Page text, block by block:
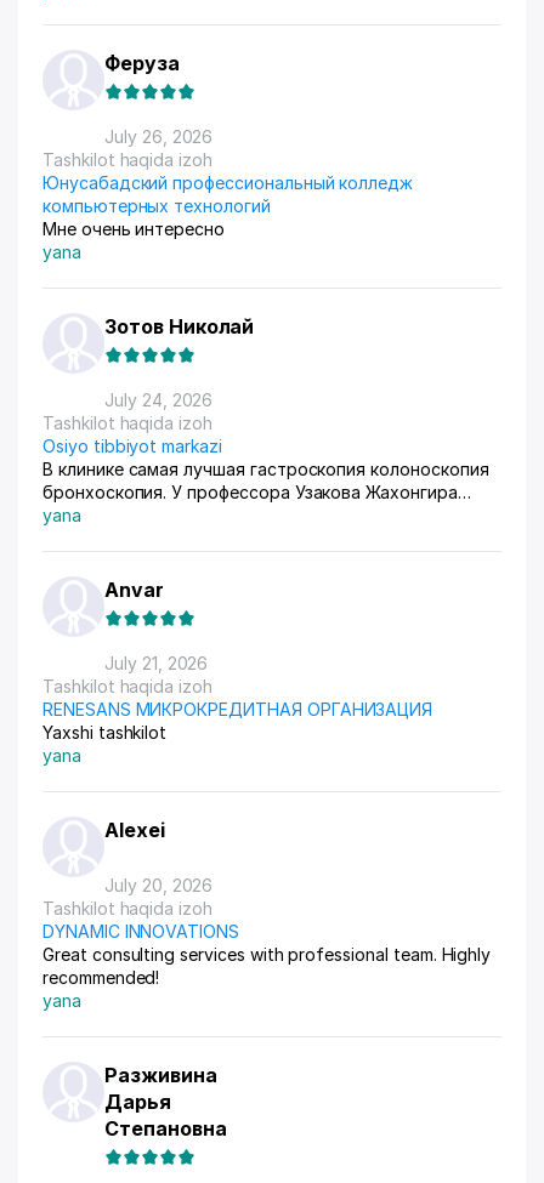
приема. Покупатели из рахных стран берут, из
России особенно много, узбекский хлопок там
любят) За продажами следим через приложение, оно
очень помогает все контролировать, да и удобное
само по себе
Феруза
July 26, 2026
Tashkilot haqida izoh
Юнусабадский профессиональный колледж
компьютерных технологий
Мне очень интересно
yana
Зотов Николай
July 24, 2026
Tashkilot haqida izoh
Osiyo tibbiyot markazi
В клинике самая лучшая гастроскопия колоноскопия
бронхоскопия. У профессора Узакова Жахонгира
Низамовича.
yana
Anvar
July 21, 2026
Tashkilot haqida izoh
RENESANS МИКРОКРЕДИТНАЯ ОРГАНИЗАЦИЯ
Yaxshi tashkilot
yana
Alexei
July 20, 2026
Tashkilot haqida izoh
DYNAMIC INNOVATIONS
Great consulting services with professional team. Highly
recommended!
yana
Разживина
Дарья
Степановна